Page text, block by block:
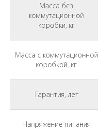
Масса без
коммутационной
коробки, кг
Масса с коммутационной
коробкой, кг
Гарантия, лет
Напряжение питания